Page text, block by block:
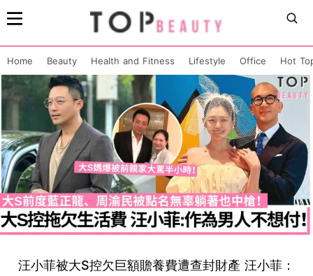
Home Beauty Health and Fitness Lifestyle Office Hot
汪小菲被大S控欠巨額贍養費遭查封財產 汪小菲：